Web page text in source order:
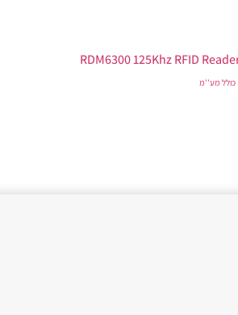
כולל מע''מ